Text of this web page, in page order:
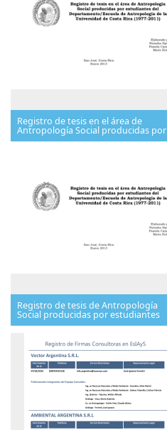
Registro de tesis en el área de
Antropología Social producidas por
Registro de tesis de Antropología
Social producidas por estudiantes